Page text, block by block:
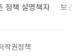
정책 설명책자 보
작권정책